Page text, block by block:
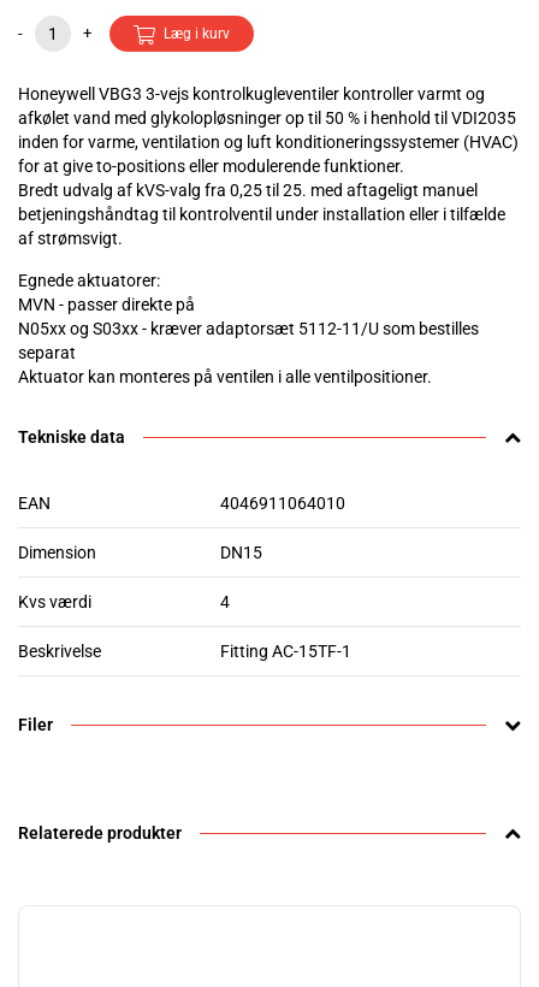
- + Læg i kurv
Honeywell VBG3 3-vejs kontrolkugleventiler kontroller varmt og
afkølet vand med glykolopløsninger op til 50 % i henhold til VDI2035
inden for varme, ventilation og luft konditioneringssystemer (HVAC)
for at give to-positions eller modulerende funktioner.
Bredt udvalg af kVS-valg fra 0,25 til 25. med aftageligt manuel
betjeningshåndtag til kontrolventil under installation eller i tilfælde
af strømsvigt.
Egnede aktuatorer:
MVN - passer direkte på
N05xx og S03xx - kræver adaptorsæt 5112-11/U som bestilles
separat
Aktuator kan monteres på ventilen i alle ventilpositioner.
Tekniske data
EAN 4046911064010
Dimension DN15
Kvs værdi 4
Beskrivelse Fitting AC-15TF-1
Filer
Relaterede produkter